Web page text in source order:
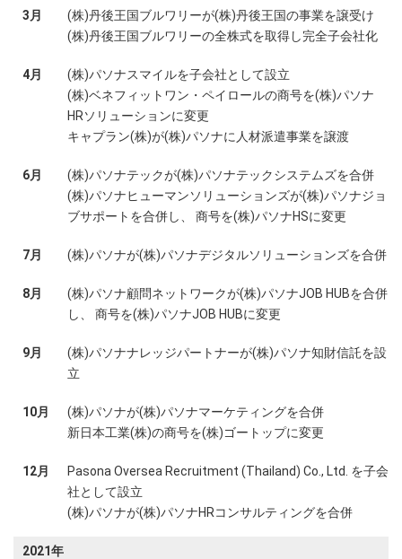
3月
(株)丹後王国ブルワリーが(株)丹後王国の事業を譲受け
(株)丹後王国ブルワリーの全株式を取得し完全子会社化
4月
(株)パソナスマイルを子会社として設立
(株)ベネフィットワン・ペイロールの商号を(株)パソナ
HRソリューションに変更
キャプラン(株)が(株)パソナに人材派遣事業を譲渡
6月
(株)パソナテックが(株)パソナテックシステムズを合併
(株)パソナヒューマンソリューションズが(株)パソナジョ
ブサポートを合併し、 商号を(株)パソナHSに変更
7月 (株)パソナが(株)パソナデジタルソリューションズを合併
8月
(株)パソナ顧問ネットワークが(株)パソナJOB HUBを合併
し、 商号を(株)パソナJOB HUBに変更
9月
(株)パソナナレッジパートナーが(株)パソナ知財信託を設
立
10月
(株)パソナが(株)パソナマーケティングを合併
新日本工業(株)の商号を(株)ゴートップに変更
12月
Pasona Oversea Recruitment (Thailand) Co., Ltd. を子会
社として設立
(株)パソナが(株)パソナHRコンサルティングを合併
2021年